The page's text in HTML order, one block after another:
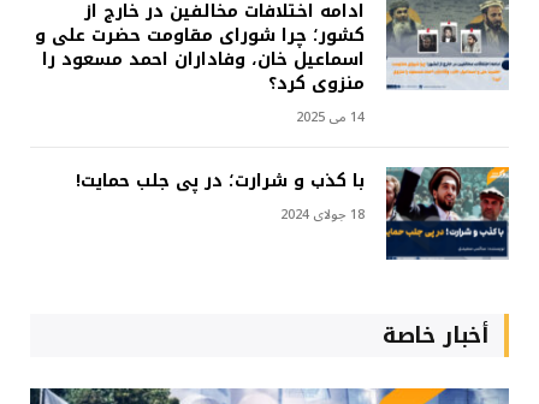
ادامه اختلافات مخالفین در خارج از
کشور؛ چرا شورای مقاومت حضرت علی و
اسماعیل خان، وفاداران احمد مسعود را
منزوی کرد؟
14 می 2025
با کذب و شرارت؛ در پی جلب حمایت!
18 جولای 2024
أخبار خاصة